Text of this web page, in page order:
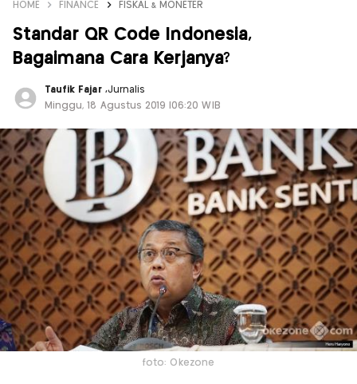
HOME FINANCE FISKAL & MONETER
Standar QR Code Indonesia,
Bagaimana Cara Kerjanya?
Taufik Fajar ,Jurnalis
Minggu, 18 Agustus 2019 |06:20 WIB
foto: Okezone